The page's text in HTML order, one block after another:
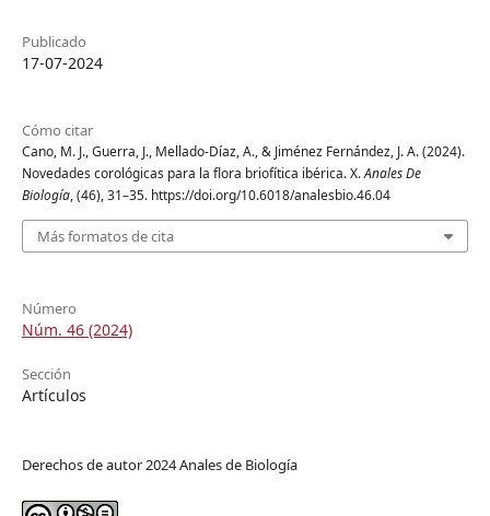
Publicado
17-07-2024
Cómo citar
Cano, M. J., Guerra, J., Mellado-Díaz, A., & Jiménez Fernández, J. A. (2024).
Novedades corológicas para la flora briofítica ibérica. X.Anales De
Biología, (46), 31–35. https://doi.org/10.6018/analesbio.46.04
Más formatos de cita
Número
Núm. 46 (2024)
Sección
Artículos
Derechos de autor 2024 Anales de Biología